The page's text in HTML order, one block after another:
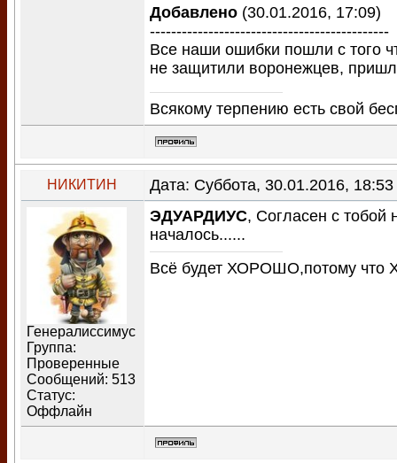
Добавлено (30.01.2016, 17:09)
---------------------------------------------
Все наши ошибки пошли с того
не защитили воронежцев,
Всякому терпению есть свой
НИКИТИН Дата: Суббота, 30.01.2016,
Генералиссимус
Группа:
Проверенные
Сообщений: 513
Статус:
Оффлайн
ЭДУАРДИУС, Согласен с тобой
началось......
Всё будет ХОРОШО,потому что